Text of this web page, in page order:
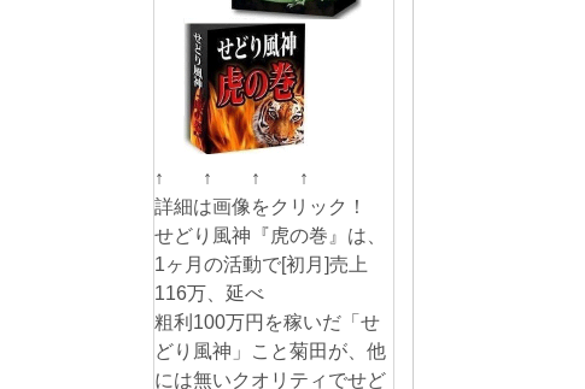
↑ ↑ ↑ ↑
詳細は画像をクリック！
せどり風神『虎の巻』は、
1ヶ月の活動で[初月]売上
116万、延べ
粗利100万円を稼いだ「せ
どり風神」こと菊田が、他
には無いクオリティでせど